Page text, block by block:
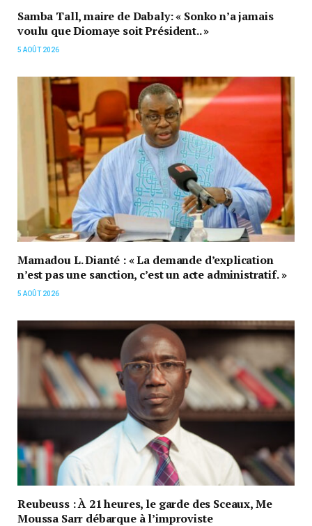
Samba Tall, maire de Dabaly: « Sonko n’a jamais
voulu que Diomaye soit Président.. »
5 AOÛT 2026
Mamadou L. Dianté : « La demande d’explication
n’est pas une sanction, c’est un acte administratif. »
5 AOÛT 2026
Reubeuss : À 21 heures, le garde des Sceaux, Me
Moussa Sarr débarque à l’improviste